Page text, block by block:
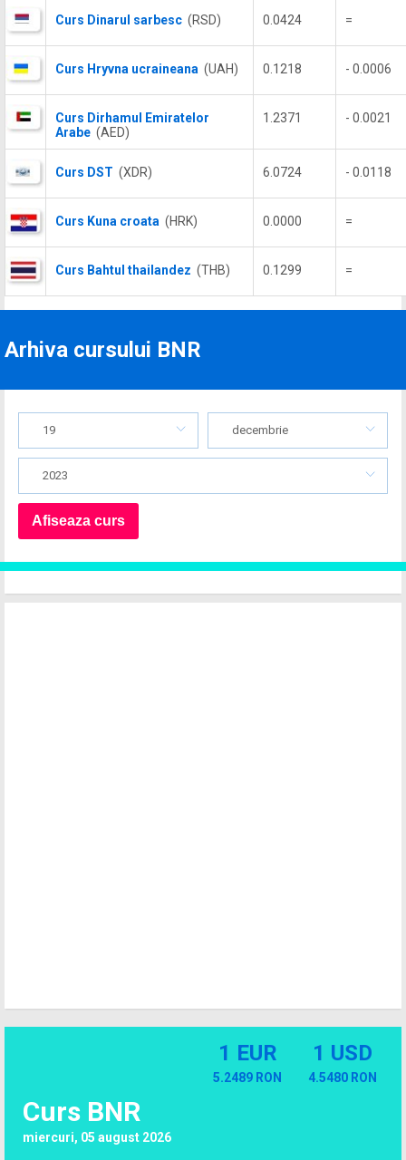
Curs Dinarul sarbesc (RSD) 0.0424 =
Curs Hryvna ucraineana (UAH) 0.1218 - 0.0006
Curs Dirhamul Emiratelor
Arabe (AED)
1.2371 - 0.0021
Curs DST (XDR) 6.0724 - 0.0118
Curs Kuna croata (HRK) 0.0000 =
Curs Bahtul thailandez (THB) 0.1299 =
Arhiva cursului BNR
19 decembrie
2023
Curs BNR
miercuri, 05 august 2026
1 EUR
5.2489 RON
1 USD
4.5480 RON